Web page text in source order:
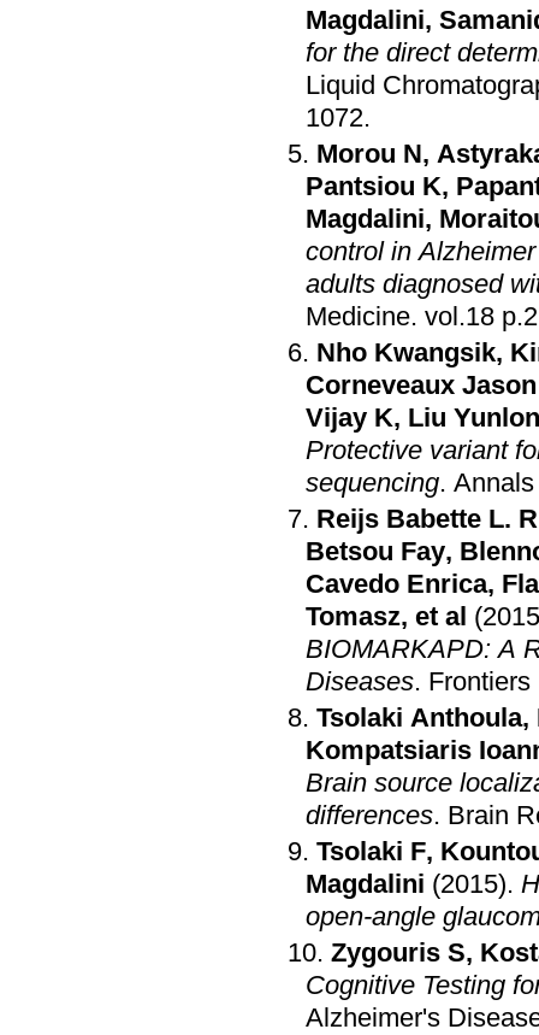
Magdalini,
for the direct
Liquid
1072.
Morou N ,
Pantsiou K,
Magdalini,
control in
adults diagnosed
Medicine.
Nho Kwangsik,
Corneveaux
Vijay K, Liu
Protective variant
sequencing.
Reijs Babette L. R
Betsou Fay,
Cavedo Enrica,
Tomasz, et al
BIOMARKAPD: A
Diseases.
Tsolaki Anthoula,
Kompatsiaris
Brain source
differences. Brain
Tsolaki F,
Magdalini (2015).
open-angle
Zygouris S,
Cognitive Testing
Alzheimer's